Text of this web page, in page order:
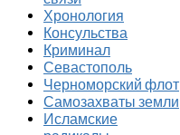
Хронология
Консульства
Криминал
Севастополь
Черноморский флот
Самозахваты земли
Исламские